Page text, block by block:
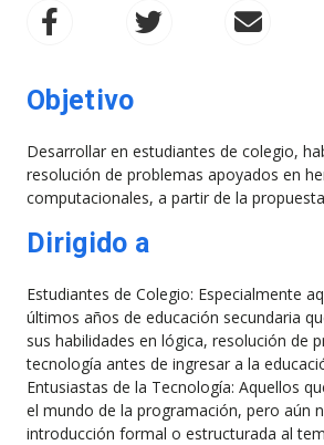
Objetivo
Desarrollar en estudiantes de colegio,
resolución de problemas apoyados en
computacionales, a partir de la
Dirigido a
Estudiantes de Colegio: Especialmente
últimos años de educación secundaria
sus habilidades en lógica, resolución de
tecnología antes de ingresar a la
Entusiastas de la Tecnología: Aquellos
el mundo de la programación, pero aún
introducción formal o estructurada al